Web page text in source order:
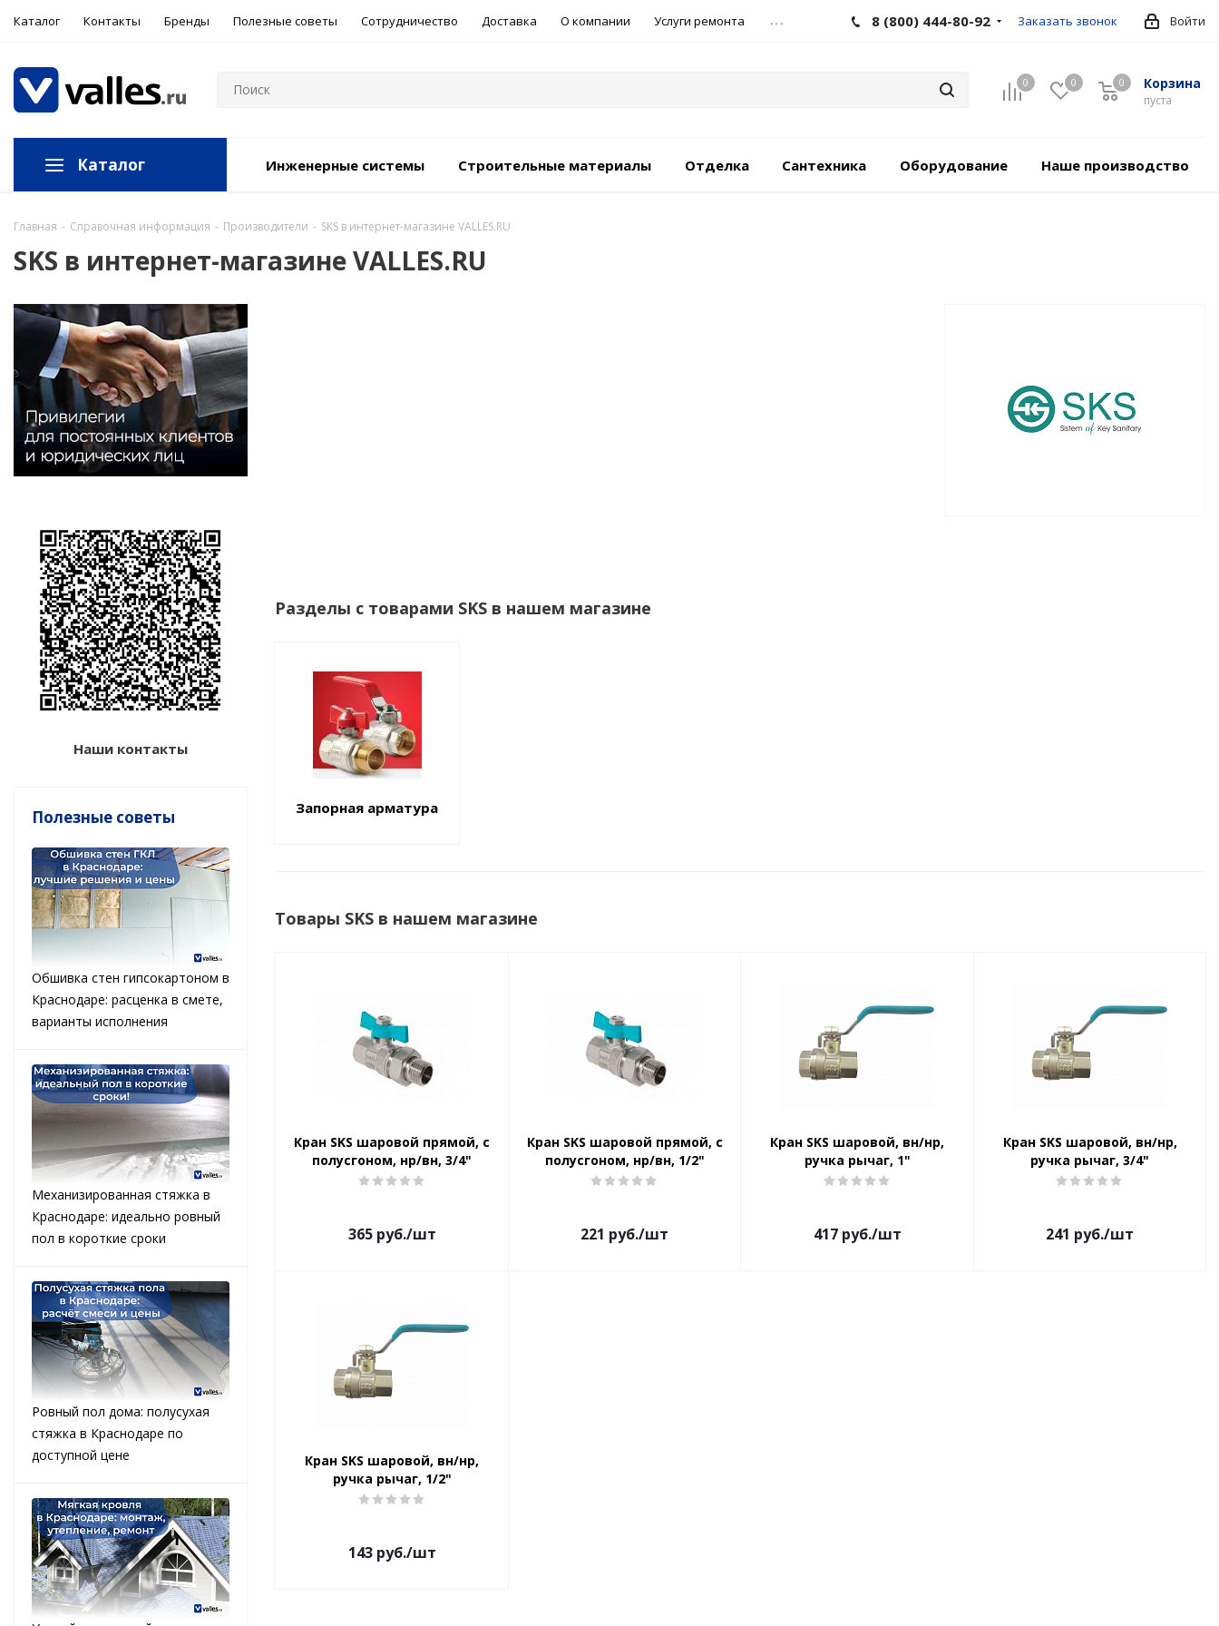
Каталог Контакты Бренды Полезные советы Сотрудничество Доставка О компании Услуги ремонта ... Войти
8 (800) 444-80-92 Заказать звонок
0 0 Корзина
пуста
0
Каталог Инженерные системы Строительные материалы Отделка Сантехника Оборудование Наше производство
Главная - Справочная информация - Производители - SKS в интернет-магазине VALLES.RU
SKS в интернет-магазине VALLES.RU
Разделы с товарами SKS в нашем магазине
Запорная арматура
Товары SKS в нашем магазине
Кран SKS шаровой прямой, с
полусгоном, нр/вн, 3/4"
365руб./шт
Кран SKS шаровой прямой, с
полусгоном, нр/вн, 1/2"
221 руб./шт
Кран SKS шаровой, вн/нр,
ручка рычаг, 1"
417руб./шт
Кран SKS шаровой, вн/нр,
ручка рычаг, 3/4"
241 руб./шт
Кран SKS шаровой, вн/нр,
ручка рычаг, 1/2"
143руб./шт
Наши контакты
Полезные советы
Обшивка стен гипсокартоном в
Краснодаре: расценка в смете,
варианты исполнения
Механизированная стяжка в
Краснодаре: идеально ровный
пол в короткие сроки
Ровный пол дома: полусухая
стяжка в Краснодаре по
доступной цене